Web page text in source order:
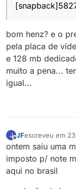
bom henz? e o
pela placa de
e 128 mb
muito a pena...
igual...
J
Offline
JFescreveu em
última edição por
ontem saiu uma
imposto p/ note
aqui no brasil